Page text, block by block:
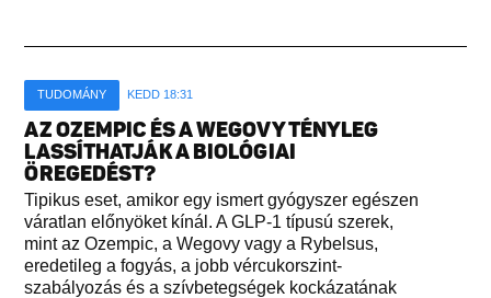
TUDOMÁNY KEDD 18:31
AZ OZEMPIC ÉS A WEGOVY TÉNYLEG
LASSÍTHATJÁK A BIOLÓGIAI
ÖREGEDÉST?
Tipikus eset, amikor egy ismert gyógyszer egészen
váratlan előnyöket kínál. A GLP-1 típusú szerek,
mint az Ozempic, a Wegovy vagy a Rybelsus,
eredetileg a fogyás, a jobb vércukorszint-
szabályozás és a szívbetegségek kockázatának